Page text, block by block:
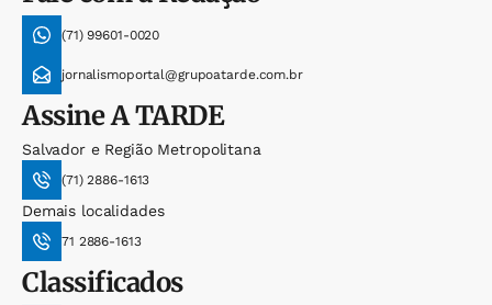
(71) 99601-0020
jornalismoportal@grupoatarde.com.br
AssineA TARDE
Salvador e Região Metropolitana
(71) 2886-1613
Demais localidades
71 2886-1613
Classificados